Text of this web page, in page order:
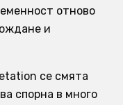
отново
и
се смята
спорна в много